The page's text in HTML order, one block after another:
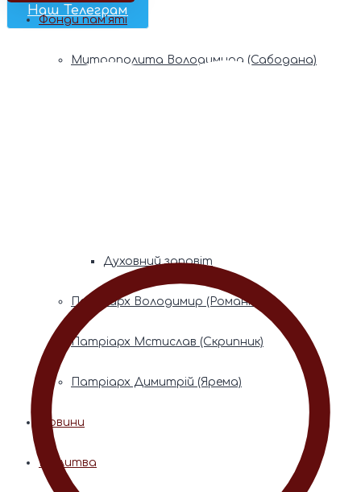
Наш Телеграм
Фонди пам’яті
Митрополита Володимира (Сабодана)
Духовний заповіт
Патріарх Володимир (Романюк)
Патріарх Мстислав (Скрипник)
Патріарх Димитрій (Ярема)
Новини
Молитва